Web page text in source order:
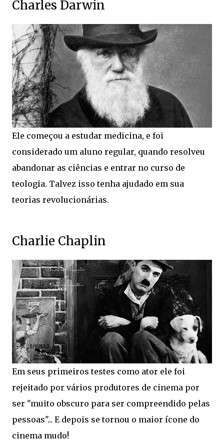
Charles Darwin
Ele começou a estudar medicina, e foi
considerado um aluno regular, quando resolveu
abandonar as ciências e entrar no curso de
teologia. Talvez isso tenha ajudado em sua
teorias revolucionárias.
Charlie Chaplin
Em seus primeiros testes como ator ele foi
rejeitado por vários produtores de cinema por
ser "muito obscuro para ser compreendido pelas
pessoas"... E depois se tornou o maior ícone do
cinema mudo!